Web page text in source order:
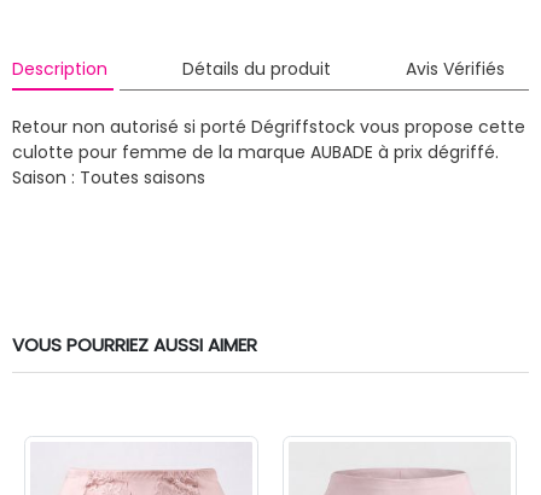
Description Détails du produit Avis Vérifiés
Retour non autorisé si porté Dégriffstock vous propose cette
culotte pour femme de la marque AUBADE à prix dégriffé.
Saison : Toutes saisons
VOUS POURRIEZ AUSSI AIMER